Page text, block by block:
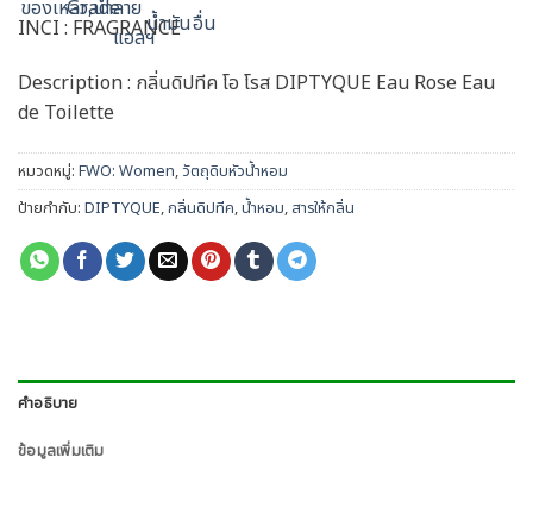
INCI : FRAGRANCE
Description : กลิ่นดิปทีค โอ โรส DIPTYQUE Eau Rose Eau
de Toilette
หมวดหมู่: FWO: Women, วัตถุดิบหัวน้ำหอม
ป้ายกำกับ: DIPTYQUE,กลิ่นดิปทีค,น้ำหอม, สารให้กลิ่น
คำอธิบาย
ข้อมูลเพิ่มเติม